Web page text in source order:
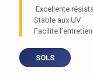
Excellente
Stable aux UV
Facilite
SOLS